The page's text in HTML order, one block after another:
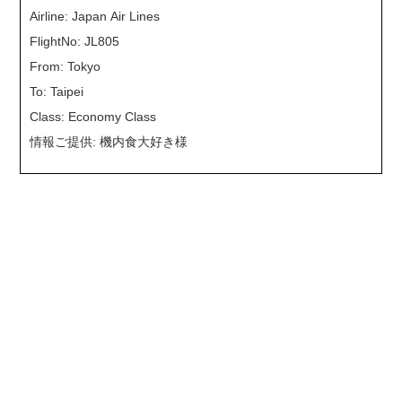
Airline: Japan Air Lines
FlightNo: JL805
From: Tokyo
To: Taipei
Class: Economy Class
情報ご提供: 機内食大好き様